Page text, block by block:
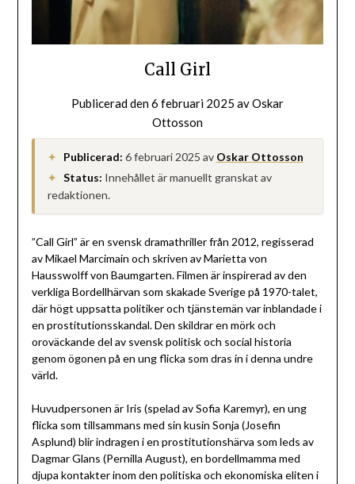
Call Girl
Publicerad den6 februari 2025 avOskar
Ottosson
✦ Publicerad: 6 februari 2025 av Oskar Ottosson
✦ Status: Innehållet är manuellt granskat av
redaktionen.
”Call Girl” är en svensk dramathriller från 2012, regisserad
av Mikael Marcimain och skriven av Marietta von
Hausswolff von Baumgarten. Filmen är inspirerad av den
verkliga Bordellhärvan som skakade Sverige på 1970-talet,
där högt uppsatta politiker och tjänstemän var inblandade i
en prostitutionsskandal. Den skildrar en mörk och
oroväckande del av svensk politisk och social historia
genom ögonen på en ung flicka som dras in i denna undre
värld.
Huvudpersonen är Iris (spelad av Sofia Karemyr), en ung
flicka som tillsammans med sin kusin Sonja (Josefin
Asplund) blir indragen i en prostitutionshärva som leds av
Dagmar Glans (Pernilla August), en bordellmamma med
djupa kontakter inom den politiska och ekonomiska eliten i